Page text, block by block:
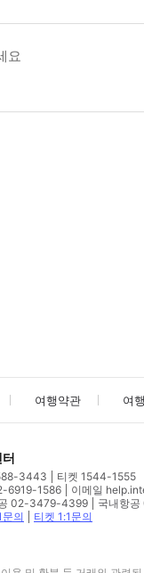
, 28일 및 7월 5일, 12일
요
여행약관 여
터
3443
티켓 1544-1555
6919-1586
이메일
02-3479-4399
국내항
문의
티켓 1:1문의